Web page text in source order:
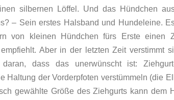
silbernen Löffel. Und das Hündchen
– Sein erstes Halsband und Hundeleine.
von kleinen Hündchen fürs Erste einen
Aber in der letzten Zeit verstimmt
daran, dass das unerwünscht ist:
Haltung der Vorderpfoten verstümmeln (die
gewählte Größe des Ziehgurts kann dem